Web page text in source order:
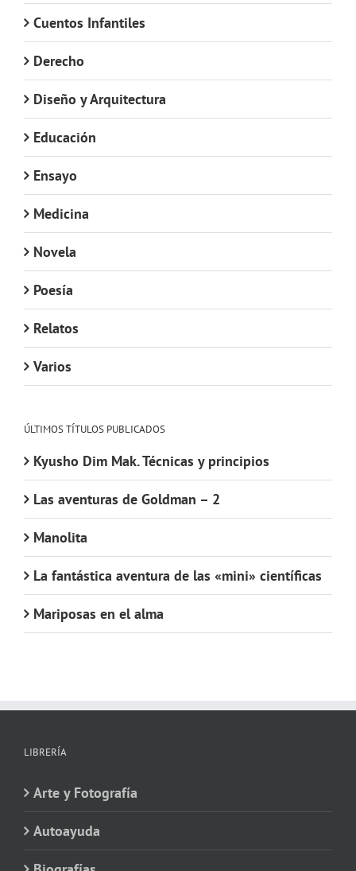
Cuentos Infantiles
Derecho
Diseño y Arquitectura
Educación
Ensayo
Medicina
Novela
Poesía
Relatos
Varios
ÚLTIMOS TÍTULOS PUBLICADOS
Kyusho Dim Mak. Técnicas y principios
Las aventuras de Goldman – 2
Manolita
La fantástica aventura de las «mini» científicas
Mariposas en el alma
LIBRERÍA
Arte y Fotografía
Autoayuda